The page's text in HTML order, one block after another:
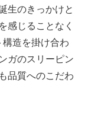
生のきっかけと
感じることなく
造を掛け合わ
ガのスリーピン
品質へのこだわ